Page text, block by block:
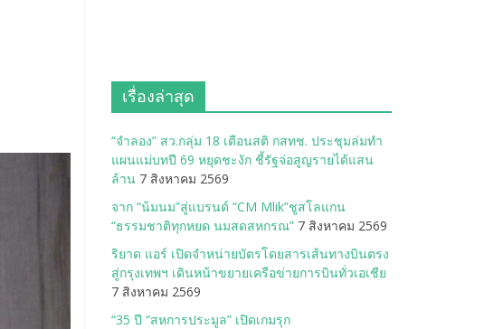
เรื่องล่าสุด
“จำลอง” สว.กลุ่ม 18 เตือนสติ กสทช. ประชุมล่มทำ
แผนแม่บทปี 69 หยุดชะงัก ชี้รัฐจ่อสูญรายได้แสน
ล้าน 7 สิงหาคม 2569
จาก “น้มนม”สู่แบรนด์ “CM Mlik”ชูสโลแกน
“ธรรมชาติทุกหยด นมสดสหกรณ” 7 สิงหาคม 2569
ริยาด แอร์ เปิดจำหน่ายบัตรโดยสารเส้นทางบินตรง
สู่กรุงเทพฯ เดินหน้าขยายเครือข่ายการบินทั่วเอเชีย
7 สิงหาคม 2569
“35 ปี “สหการประมูล” เปิดเกมรุก